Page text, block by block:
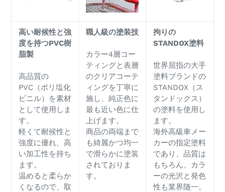
高い耐候性と強
度を持つPVC樹
脂製
高品質の
PVC（ポリ塩化
ビニル）を素材
として使用しま
す。
軽くて耐候性と
強度に優れ、高
い加工性を持ち
ます。
温めると柔らか
くなるので、取
職人級の塗装技
カラー4層コー
ティングと表層
のクリアコーテ
ィングを丁寧に
施し、純正色に
最も近い色に仕
上げます。
商品の両端まで
も綺麗かつ均一
で滑らかに塗装
されておりま
す。
拘りの
STANDOX塗料
世界屈指の大手
塗料ブランドの
STANDOX（ス
タンドックス）
の塗料を使用し
ます。
海外高級車メー
カーの指定塗料
であり、品質は
もちろん、カラ
ーの光沢と発色
性も業界随一。